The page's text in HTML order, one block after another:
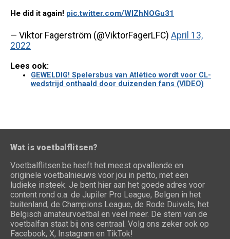
He did it again! pic.twitter.com/WlZhNOGu31
— Viktor Fagerström (@ViktorFagerLFC) April 13,
2022
Lees ook:
GEWELDIG! Spelersbus van Atlético wordt voor CL-
wedstrijd onthaald door duizenden fans (VIDEO)
Wat is voetbalflitsen?
Voetbalflitsen.be heeft het meest opvallende en
originele voetbalnieuws voor jou in petto, met een
ludieke insteek. Je bent hier aan het goede adres voor
content rond o.a. de Jupiler Pro League, Belgen in het
buitenland, de Champions League, de Rode Duivels, het
Belgisch amateurvoetbal en veel meer. De stem van de
voetbalfan staat bij ons centraal. Volg ons zeker ook op
Facebook, X, Instagram en TikTok!